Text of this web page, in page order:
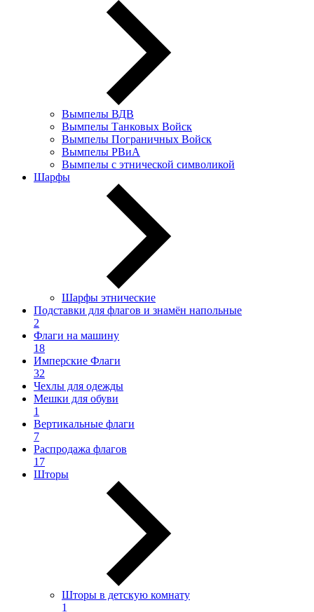
Вымпелы ВДВ
Вымпелы Танковых Войск
Вымпелы Пограничных Войск
Вымпелы РВиА
Вымпелы с этнической символикой
Шарфы
Шарфы этнические
Подставки для флагов и знамён напольные
2
Флаги на машину
18
Имперские Флаги
32
Чехлы для одежды
Мешки для обуви
1
Вертикальные флаги
7
Распродажа флагов
17
Шторы
Шторы в детскую комнату
1